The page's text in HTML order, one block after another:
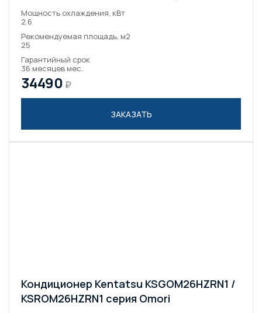
Кондиционер Kentatsu KSGOM26HZRN1 /
KSROM26HZRN1 серия Omori
Мощность охлаждения, кВт
2.6
Рекомендуемая площадь, м2
25
Гарантийный срок
36 месяцев мес.
34490 ₽
ЗАКАЗАТЬ